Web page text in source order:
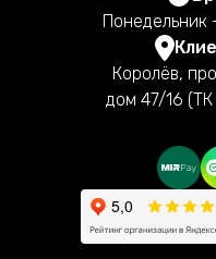
Понедельник
Королёв,
дом 47/16